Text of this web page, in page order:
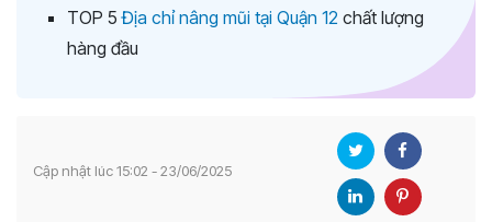
TOP 5Địa chỉ nâng mũi tại Quận 12 chất lượng
hàng đầu
Cập nhật lúc 15:02 - 23/06/2025